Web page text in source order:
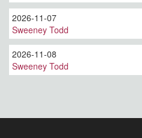
2026-11-07
Sweeney Todd
2026-11-08
Sweeney Todd